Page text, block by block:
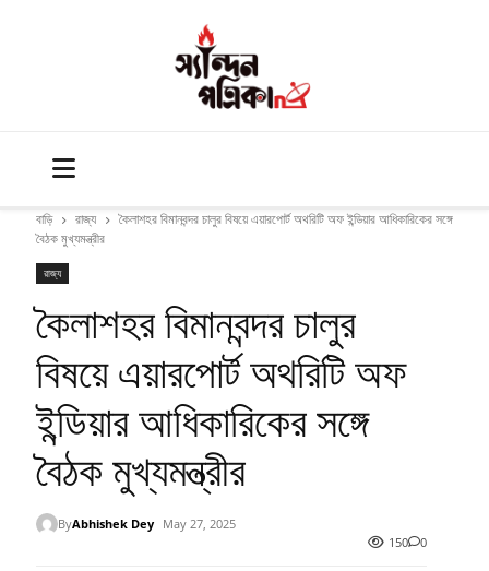
বাড়ি রাজ্য
কৈলাশহর বিমানবন্দর চালুর বিষয়ে এয়ারপোর্ট অথরিটি অফ ইন্ডিয়ার আধিকারিকের সঙ্গে
বৈঠক মুখ্যমন্ত্রীর
রাজ্য
কৈলাশহর বিমানবন্দর চালুর
বিষয়ে এয়ারপোর্ট অথরিটি অফ
ইন্ডিয়ার আধিকারিকের সঙ্গে
বৈঠক মুখ্যমন্ত্রীর
ByAbhishek Dey
May 27, 2025
150
0